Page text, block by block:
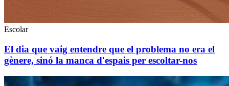
Escolar
El dia que vaig entendre que el problema no era el
gènere, sinó la manca d'espais per escoltar-nos